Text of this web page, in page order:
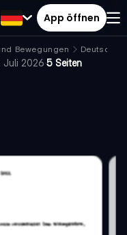
App öffnen
Bewegungen
Deutsche
Juli 2026·5 Seiten